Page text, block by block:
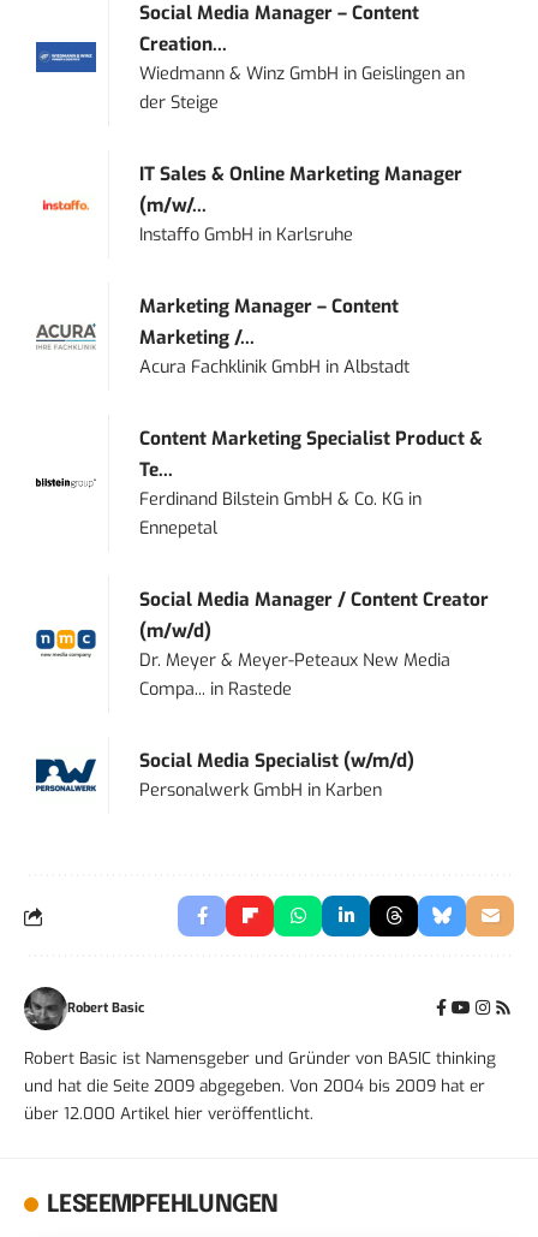
Social Media Manager – Content
Creation...
Wiedmann & Winz GmbH inGeislingen an
der Steige
IT Sales & Online Marketing Manager
(m/w/...
Instaffo GmbH in Karlsruhe
Marketing Manager – Content
Marketing /...
Acura Fachklinik GmbH inAlbstadt
Content Marketing Specialist Product &
Te...
Ferdinand Bilstein GmbH & Co. KG in
Ennepetal
Social Media Manager / Content Creator
(m/w/d)
Dr. Meyer & Meyer-Peteaux New Media
Compa... in Rastede
Social Media Specialist (w/m/d)
Personalwerk GmbH in Karben
Robert Basic
Robert Basic ist Namensgeber und Gründer von BASIC thinking
und hat die Seite 2009 abgegeben. Von 2004 bis 2009 hat er
über 12.000 Artikel hier veröffentlicht.
LESEEMPFEHLUNGEN